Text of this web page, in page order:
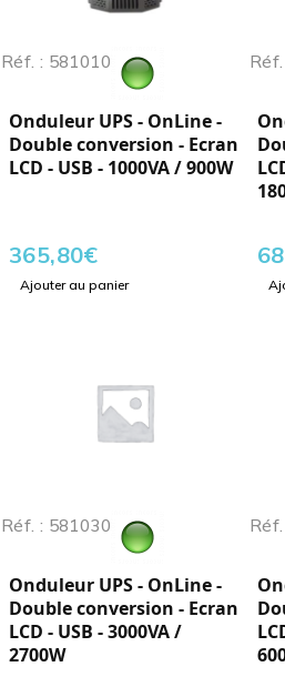
Réf. : 581010
Onduleur UPS - OnLine -
Double conversion - Ecran
LCD - USB - 1000VA / 900W
365,80€
Ajouter au panier
Réf. : 581030
Onduleur UPS - OnLine -
Double conversion - Ecran
LCD - USB - 3000VA /
2700W